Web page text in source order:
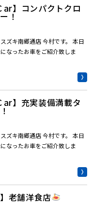
ar】コンパクトクロ
！
ズキ南郷通店 今村です。 本日
なったお車をご紹介致しま
ar】充実装備満載タ
ズキ南郷通店 今村です。 本日
なったお車をご紹介致しま
】老舗洋食店